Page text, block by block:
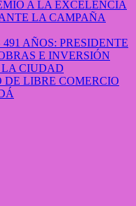
A LA EXCELENCIA
LA CAMPAÑA
AÑOS: PRESIDENTE
E INVERSIÓN
LA CIUDAD
DE LIBRE COMERCIO